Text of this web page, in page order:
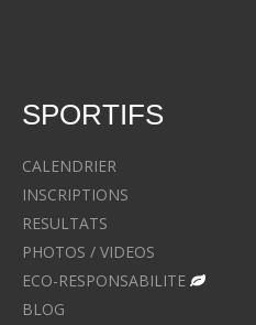
SPORTIFS
CALENDRIER
INSCRIPTIONS
RESULTATS
PHOTOS / VIDEOS
ECO-RESPONSABILITE
BLOG